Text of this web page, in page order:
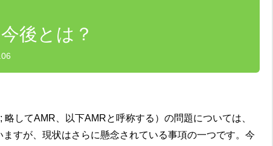
後とは？
してAMR、以下AMRと呼称する）の問題については、
すが、現状はさらに懸念されている事項の一つです。今